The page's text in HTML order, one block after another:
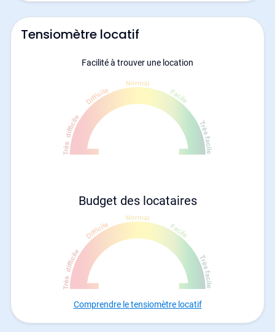
Tensiomètre locatif
Facilité à trouver une location
Budget des locataires
Comprendre le tensiomètre locatif